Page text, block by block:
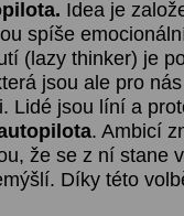
Idea je
spíše
(lazy thinker) je
jsou ale pro
Lidé jsou líní a
. Ambicí
že se z ní stane
Díky této